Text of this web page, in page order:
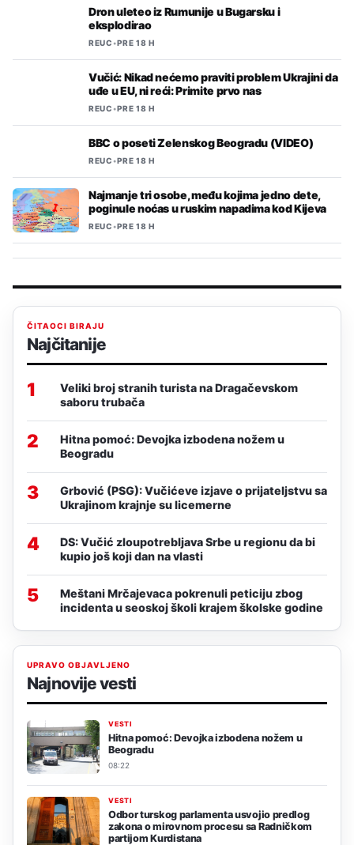
Dron uleteo iz Rumunije u Bugarsku i
eksplodirao
REUC•PRE 18 H
Vučić: Nikad nećemo praviti problem Ukrajini da
uđe u EU, ni reći: Primite prvo nas
REUC•PRE 18 H
BBC o poseti Zelenskog Beogradu (VIDEO)
REUC•PRE 18 H
Najmanje tri osobe, među kojima jedno dete,
poginule noćas u ruskim napadima kod Kijeva
REUC•PRE 18 H
ČITAOCI BIRAJU
Najčitanije
1
Veliki broj stranih turista na Dragačevskom
saboru trubača
2
Hitna pomoć: Devojka izbodena nožem u
Beogradu
3
Grbović (PSG): Vučićeve izjave o prijateljstvu sa
Ukrajinom krajnje su licemerne
4
DS: Vučić zloupotrebljava Srbe u regionu da bi
kupio još koji dan na vlasti
5
Meštani Mrčajevaca pokrenuli peticiju zbog
incidenta u seoskoj školi krajem školske godine
UPRAVO OBJAVLJENO
Najnovije vesti
VESTI
Hitna pomoć: Devojka izbodena nožem u
Beogradu
08:22
VESTI
Odbor turskog parlamenta usvojio predlog
zakona o mirovnom procesu sa Radničkom
partijom Kurdistana